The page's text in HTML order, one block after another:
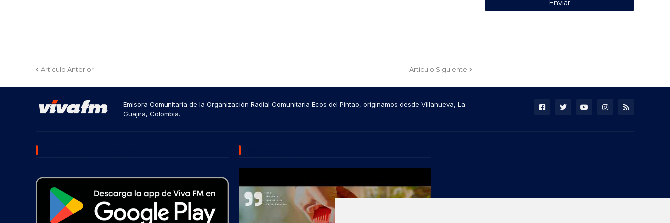
Artículo Anterior Artículo Siguiente
Emisora Comunitaria de la Organización Radial Comunitaria Ecos del Pintao, originamos desde Villanueva, La
Guajira, Colombia.